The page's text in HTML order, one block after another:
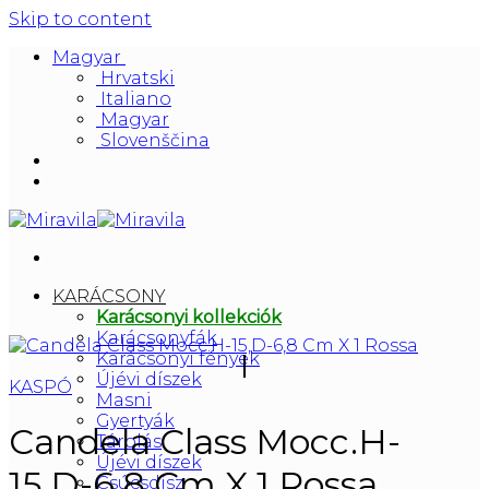
Skip to content
Magyar
Hrvatski
Italiano
Magyar
Slovenščina
KARÁCSONY
Karácsonyi kollekciók
Karácsonyfák
Karácsonyi fények
Újévi díszek
Masni
Gyertyák
Tárolás
Újévi díszek
Csúcsdísz
KASPÓ
Candela Class Mocc.H-